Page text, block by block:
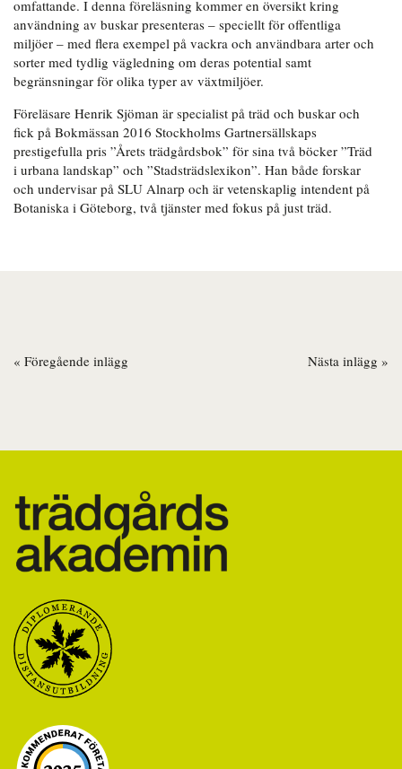
omfattande. I denna föreläsning kommer en översikt kring
användning av buskar presenteras – speciellt för offentliga
miljöer – med flera exempel på vackra och användbara arter och
sorter med tydlig vägledning om deras potential samt
begränsningar för olika typer av växtmiljöer.
Föreläsare Henrik Sjöman är specialist på träd och buskar och
fick på Bokmässan 2016 Stockholms Gartnersällskaps
prestigefulla pris ”Årets trädgårdsbok” för sina två böcker ”Träd
i urbana landskap” och ”Stadsträdslexikon”. Han både forskar
och undervisar på SLU Alnarp och är vetenskaplig intendent på
Botaniska i Göteborg, två tjänster med fokus på just träd.
« Föregående inlägg Nästa inlägg »